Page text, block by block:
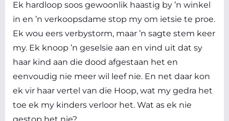
Ek hardloop soos gewoonlik haastig by ’n winkel
in en ’n verkoopsdame stop my om ietsie te proe.
Ek wou eers verbystorm, maar ’n sagte stem keer
my. Ek knoop ’n geselsie aan en vind uit dat sy
haar kind aan die dood afgestaan het en
eenvoudig nie meer wil leef nie. En net daar kon
ek vir haar vertel van die Hoop, wat my gedra het
toe ek my kinders verloor het. Wat as ek nie